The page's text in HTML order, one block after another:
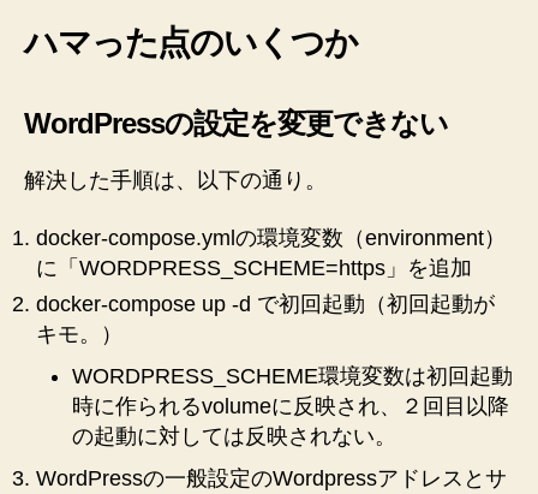
ハマった点のいくつか
WordPressの設定を変更できない
解決した手順は、以下の通り。
docker-compose.ymlの環境変数（environment）
に「WORDPRESS_SCHEME=https」を追加
docker-compose up -d で初回起動（初回起動が
キモ。）
WORDPRESS_SCHEME環境変数は初回起動
時に作られるvolumeに反映され、２回目以降
の起動に対しては反映されない。
WordPressの一般設定のWordpressアドレスとサ